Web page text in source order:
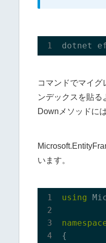
dotnet
コマンドでマイグ
ンデックスを貼る
Downメソッドに
います。
using
{